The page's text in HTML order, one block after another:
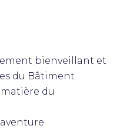
bienveillant et
du Bâtiment
du